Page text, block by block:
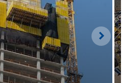
опалубки
Right